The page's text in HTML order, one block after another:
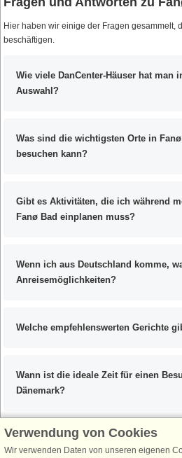
Hier haben wir einige der Fragen gesammelt,
beschäftigen.
Wie viele DanCenter-Häuser hat man
Auswahl?
Was sind die wichtigsten Orte in
besuchen kann?
Gibt es Aktivitäten, die ich während
Fanø Bad einplanen muss?
Wenn ich aus Deutschland komme,
Anreisemöglichkeiten?
Welche empfehlenswerten Gerichte
Wann ist die ideale Zeit für einen
Dänemark?
Verwendung von Cookies
Wir verwenden Daten von unseren eigenen